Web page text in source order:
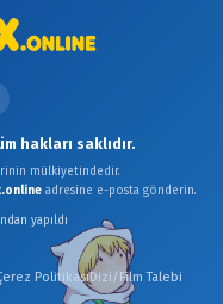
Politikası Dizi/Film Talebi
hakları saklıdır.
mülkiyetindedir.
adresine e-posta gönderin.
yapıldı